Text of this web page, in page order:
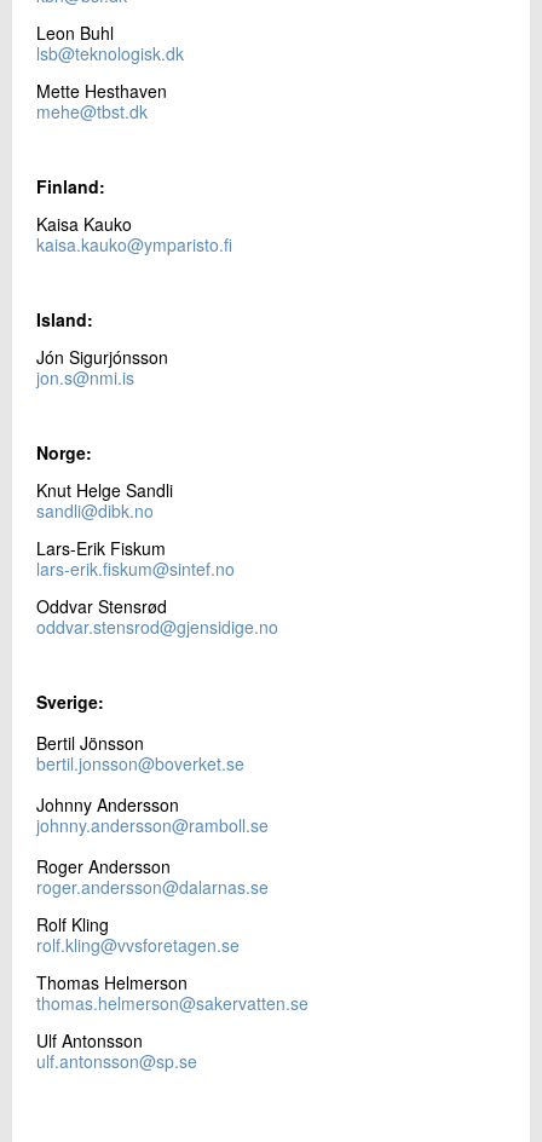
Send e-mail
Skriv til mig
09.
Leon Buhl
lsb@teknologisk.dk
Mette Hesthaven
mehe@tbst.dk
Finland:
Kaisa Kauko
kaisa.kauko@ymparisto.fi
Island:
Jón Sigurjónsson
jon.s@nmi.is
Norge:
Knut Helge Sandli
sandli@dibk.no
Lars-Erik Fiskum
lars-erik.fiskum@sintef.no
Oddvar Stensrød
oddvar.stensrod@gjensidige.no
Sverige:
Bertil Jönsson
bertil.jonsson@boverket.se
Johnny Andersson
johnny.andersson@ramboll.se
Roger Andersson
roger.andersson@dalarnas.se
Rolf Kling
rolf.kling@vvsforetagen.se
Thomas Helmerson
thomas.helmerson@sakervatten.se
Ulf Antonsson
ulf.antonsson@sp.se